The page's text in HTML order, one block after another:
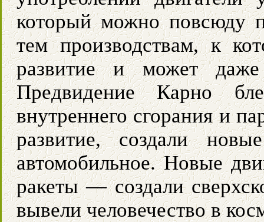
который можно повсюду
тем производствам, к
развитие и может даже
Предвидение Карно
внутреннего сгорания и
развитие, создали
автомобильное. Новые
ракеты — создали
вывели человечество в